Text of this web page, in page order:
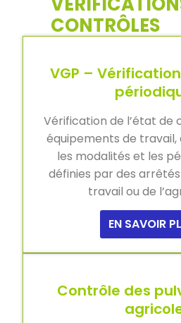
CONTRÔLES
VGP –
Vérification de l’état de
équipements de
les modalités et les
définies par des
travail ou de
EN SAVOIR
Contrôle des